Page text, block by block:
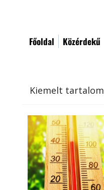
Főoldal Közérdekű
Kiemelt tartalom